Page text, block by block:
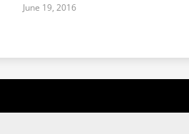
June 19, 2016